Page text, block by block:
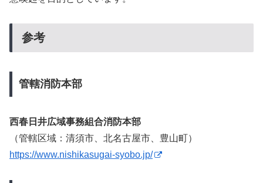
参考
管轄消防本部
西春日井広域事務組合消防本部
（管轄区域：清須市、北名古屋市、豊山町）
https://www.nishikasugai-syobo.jp/